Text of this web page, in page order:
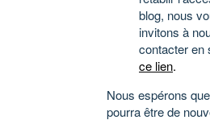
blog, nous
invitons à
contacter en
ce lien.
Nous espérons
pourra être de